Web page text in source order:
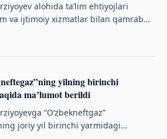
alohida taʼlim ehtiyojlari
va ijtimoiy xizmatlar bilan qamrab
yilning birinchi
maʼlumot berildi
“O‘zbekneftgaz”
joriy yil birinchi yarmidagi